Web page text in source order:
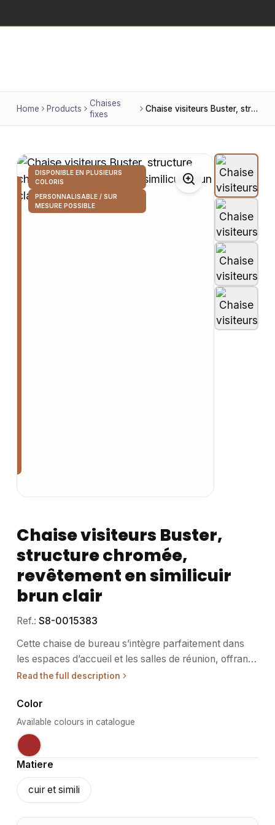
Home Products
Chaises
fixes
Chaise visiteurs Buster, structure chromée, revêtement en similicuir brun clair
DISPONIBLE EN PLUSIEURS
COLORIS
PERSONNALISABLE / SUR
MESURE POSSIBLE
Chaise visiteurs Buster,
structure chromée,
revêtement en similicuir
brun clair
Ref.: S8-0015383
Cette chaise de bureau s’intègre parfaitement dans
les espaces d’accueil et les salles de réunion, offrant
un confort adapté aux visiteurs et collaborateurs
environnements professionnels tels que les bureaux,
les espaces d’attente ou les salles de réunion, cette
chaise facilite les échanges et les rencontres. Son
design sobre et fonctionnel convient également aux
établissements de restauration ou à l’événementiel.
Elle permet d’accueillir les visiteurs avec une assise
stable et confortable, tout en apportant une touche
Read the full description
Color
Available colours in catalogue
Matiere
cuir et simili